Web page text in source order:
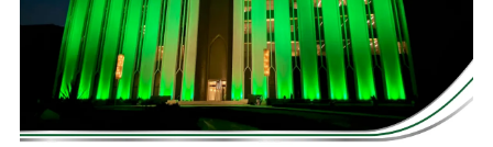
عروس سيدتي